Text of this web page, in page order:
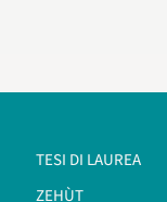
TESI DI LAUREA
ZEHÙT